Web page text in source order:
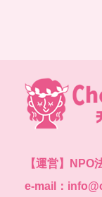
【運営】
NPO
e-mail：